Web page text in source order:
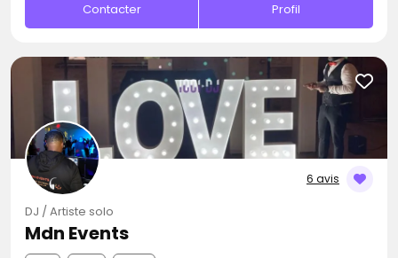
Contacter Profil
6 avis
DJ / Artiste solo
Mdn Events